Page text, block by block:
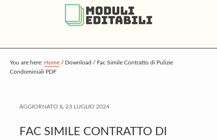
p
t
a
n
p
t
r
m
p
t
o
t
You are here: Home / Download / Fac Simile Contratto di Pulizie
Condominiali PDF
AGGIORNATO IL 23 LUGLIO 2024
FAC SIMILE CONTRATTO DI